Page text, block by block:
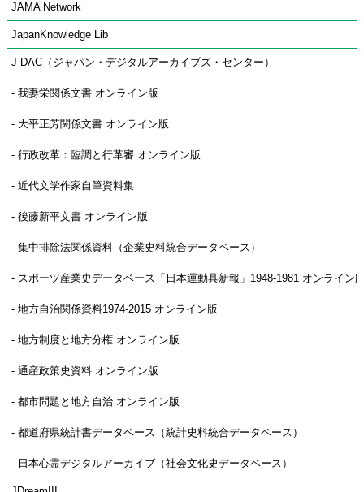
JAMA Network
JapanKnowledge Lib
J-DAC（ジャパン・デジタルアーカイブズ・センター）
- 我妻栄関係文書 オンライン版
- 大平正芳関係文書 オンライン版
- 行政改革：臨調と行革審 オンライン版
- 近代文学作家自筆資料集
- 後藤新平文書 オンライン版
- 集中排除法関係資料（企業史料統合データベース）
- スポーツ産業史データベース「日本運動具新報」1948-1981 オンライン
- 地方自治関係資料1974-2015 オンライン版
- 地方制度と地方分権 オンライン版
- 通産政策史資料 オンライン版
- 都市問題と地方自治 オンライン版
- 都道府県統計書データベース（統計史料統合データベース）
- 日本心霊デジタルアーカイブ（社会文化史データベース）